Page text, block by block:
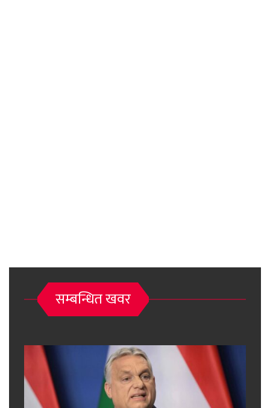
सम्बन्धित खवर